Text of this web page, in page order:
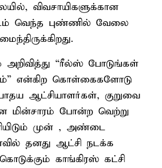
விவசாயிகளுக்கான
வெந்த புண்ணில் வேலை
அறிவித்து “ரீல்ஸ் போடுங்கள்
என்கிற கொள்கைகளோடு
ஆட்சியாளர்கள், குறுவை
மின்சாரம் போன்ற வெற்று
முன் , அண்டை
தனது ஆட்சி நடக்க
காங்கிரஸ் கட்சி